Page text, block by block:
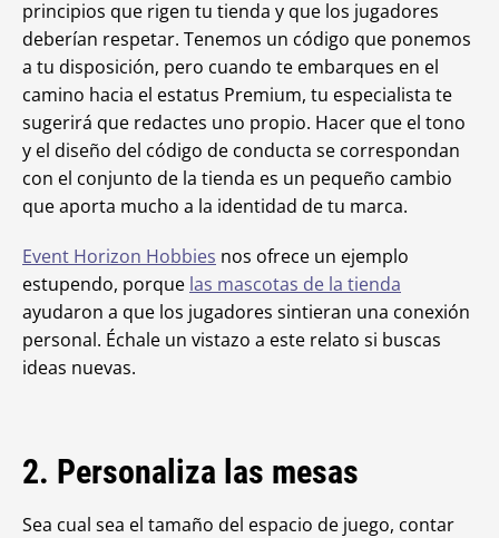
principios que rigen tu tienda y que los jugadores
deberían respetar. Tenemos un código que ponemos
a tu disposición, pero cuando te embarques en el
camino hacia el estatus Premium, tu especialista te
sugerirá que redactes uno propio. Hacer que el tono
y el diseño del código de conducta se correspondan
con el conjunto de la tienda es un pequeño cambio
que aporta mucho a la identidad de tu marca.
Event Horizon Hobbies nos ofrece un ejemplo
estupendo, porque las mascotas de la tienda
ayudaron a que los jugadores sintieran una conexión
personal. Échale un vistazo a este relato si buscas
ideas nuevas.
2. Personaliza las mesas
Sea cual sea el tamaño del espacio de juego, contar